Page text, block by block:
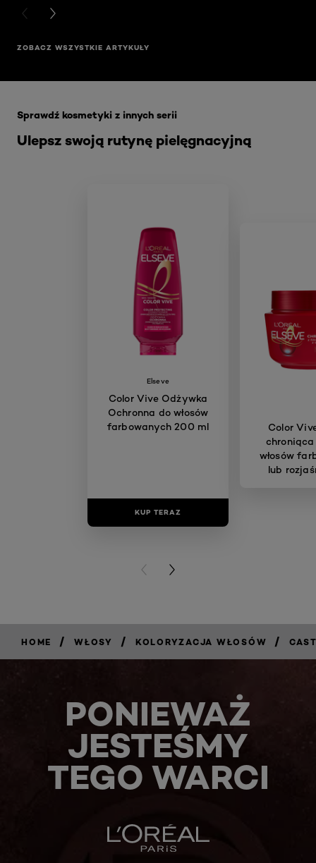
PREVIOUS CARD
NEXT CARD
ZOBACZ WSZYSTKIE ARTYKUŁY
Ulepsz swoją rutynę pielęgnacyjną
Sprawdź kosmetyki z innych serii
Elseve
Color Vive Odżywka
Ochronna do włosów
farbowanych 200 ml
KUP TERAZ
Color
chroniąca
włosów
lub
PREVIOUS CARD
NEXT CARD
HOME / WŁOSY / KOLORYZACJA WŁOSÓW /
PONIEWAŻ
JESTEŚMY
TEGO WARCI